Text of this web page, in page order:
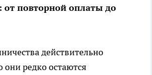
от повторной оплаты до
действительно
они редко остаются